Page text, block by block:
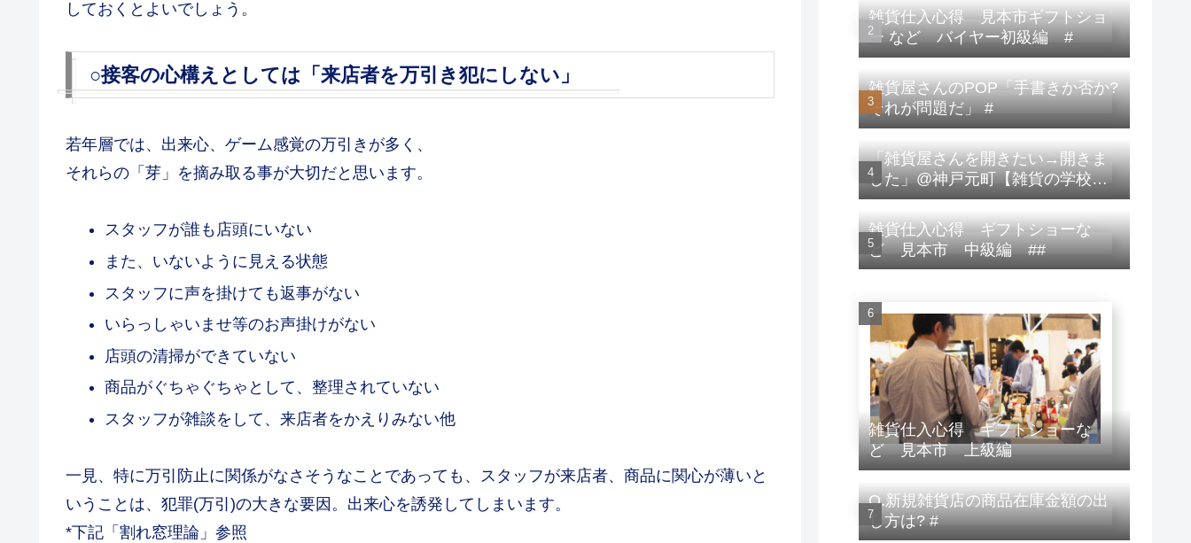
しておくとよいでしょう。
○接客の心構えとしては「来店者を万引き犯にしない」
若年層では、出来心、ゲーム感覚の万引きが多く、
それらの「芽」を摘み取る事が大切だと思います。
スタッフが誰も店頭にいない
また、いないように見える状態
スタッフに声を掛けても返事がない
いらっしゃいませ等のお声掛けがない
店頭の清掃ができていない
商品がぐちゃぐちゃとして、整理されていない
スタッフが雑談をして、来店者をかえりみない他
一見、特に万引防止に関係がなさそうなことであっても、スタッフが来店者、商品に関心が薄いと
いうことは、犯罪(万引)の大きな要因。出来心を誘発してしまいます。
*下記「割れ窓理論」参照
雑貨仕入心得 見本市ギフトショ
ー など バイヤー初級編 #
雑貨屋さんのPOP「手書きか否か?
それが問題だ」 #
「雑貨屋さんを開きたい→開きま
した」@神戸元町【雑貨の学校】
修了生の雑貨屋さん/祝!雑貨カタロ
グ最新号にも取材記事掲載された
とな。 #
雑貨仕入心得 ギフトショーな
ど 見本市 中級編 ##
雑貨仕入心得 ギフトショーな
ど 見本市 上級編
Q.新規雑貨店の商品在庫金額の出
し方は? #